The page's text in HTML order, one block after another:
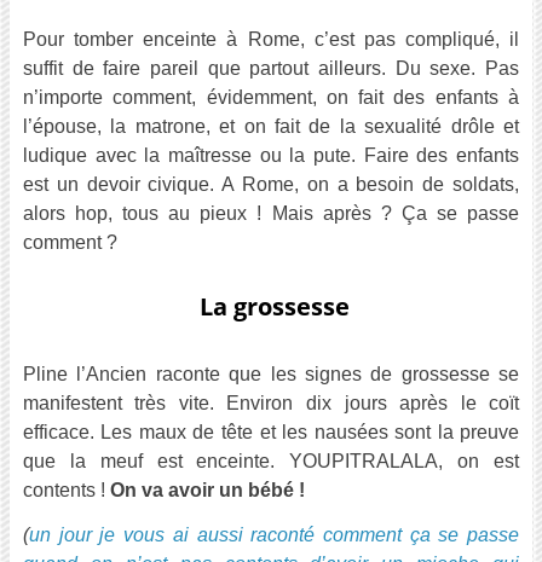
Pour tomber enceinte à Rome, c’est pas compliqué, il
suffit de faire pareil que partout ailleurs. Du sexe. Pas
n’importe comment, évidemment, on fait des enfants à
l’épouse, la matrone, et on fait de la sexualité drôle et
ludique avec la maîtresse ou la pute. Faire des enfants
est un devoir civique. A Rome, on a besoin de soldats,
alors hop, tous au pieux ! Mais après ? Ça se passe
comment ?
La grossesse
Pline l’Ancien raconte que les signes de grossesse se
manifestent très vite. Environ dix jours après le coït
efficace. Les maux de tête et les nausées sont la preuve
que la meuf est enceinte. YOUPITRALALA, on est
contents ! On va avoir un bébé !
(un jour je vous ai aussi raconté comment ça se passe